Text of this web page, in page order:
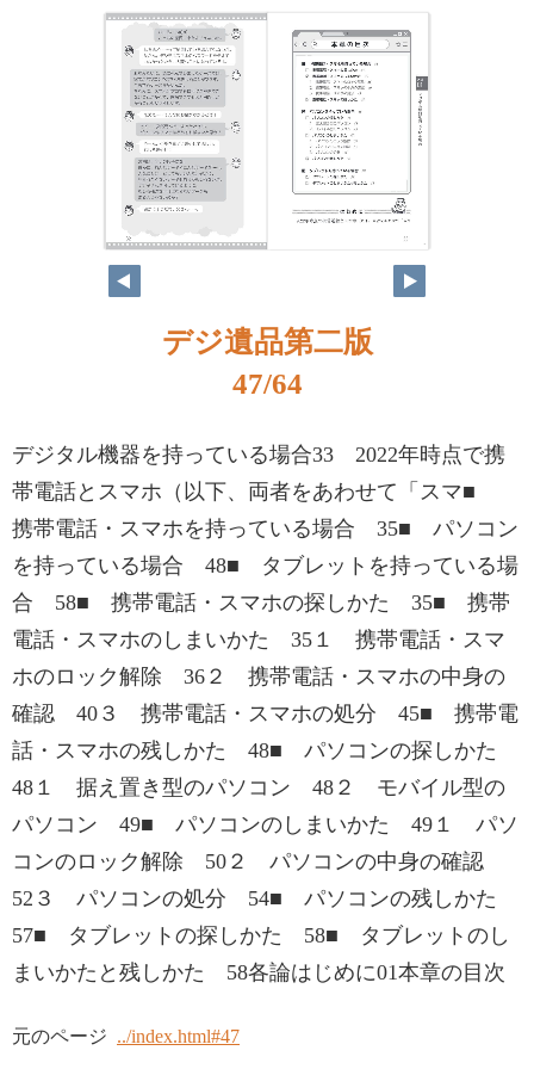
デジ遺品第二版
47/64
デジタル機器を持っている場合33 2022年時点で携
帯電話とスマホ（以下、両者をあわせて「スマ■
携帯電話・スマホを持っている場合 35■ パソコン
を持っている場合 48■ タブレットを持っている場
合 58■ 携帯電話・スマホの探しかた 35■ 携帯
電話・スマホのしまいかた 35１ 携帯電話・スマ
ホのロック解除 36２ 携帯電話・スマホの中身の
確認 40３ 携帯電話・スマホの処分 45■ 携帯電
話・スマホの残しかた 48■ パソコンの探しかた
48１ 据え置き型のパソコン 48２ モバイル型の
パソコン 49■ パソコンのしまいかた 49１ パソ
コンのロック解除 50２ パソコンの中身の確認
52３ パソコンの処分 54■ パソコンの残しかた
57■ タブレットの探しかた 58■ タブレットのし
まいかたと残しかた 58各論はじめに01本章の目次
元のページ ../index.html#47